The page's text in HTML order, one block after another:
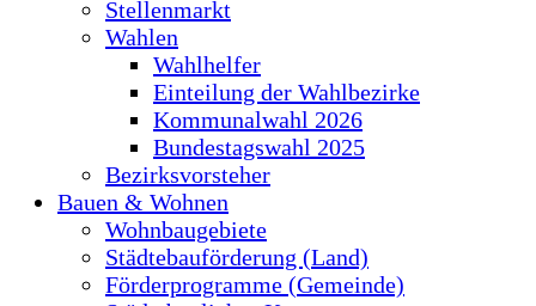
Stellenmarkt
Wahlen
Wahlhelfer
Einteilung der Wahlbezirke
Kommunalwahl 2026
Bundestagswahl 2025
Bezirksvorsteher
Bauen & Wohnen
Wohnbaugebiete
Städtebauförderung (Land)
Förderprogramme (Gemeinde)